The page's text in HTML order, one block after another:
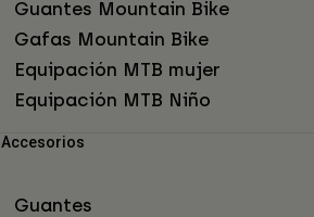
Guantes Mountain Bike
Gafas Mountain Bike
Equipación MTB mujer
Equipación MTB Niño
Accesorios
Guantes